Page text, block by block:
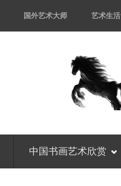
国外艺术大师 艺术生活
中国书画艺术欣赏